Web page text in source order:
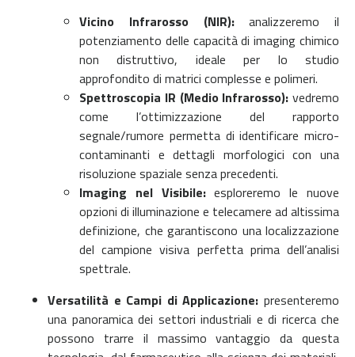
Vicino Infrarosso (NIR):analizzeremo il
potenziamento delle capacità di imaging chimico
non distruttivo, ideale per lo studio
approfondito di matrici complesse e polimeri.
Spettroscopia IR (Medio Infrarosso): vedremo
come l’ottimizzazione del rapporto
segnale/rumore permetta di identificare micro-
contaminanti e dettagli morfologici con una
risoluzione spaziale senza precedenti.
Imaging nel Visibile:esploreremo le nuove
opzioni di illuminazione e telecamere ad altissima
definizione, che garantiscono una localizzazione
del campione visiva perfetta prima dell’analisi
spettrale.
Versatilità e Campi di Applicazione: presenteremo
una panoramica dei settori industriali e di ricerca che
possono trarre il massimo vantaggio da questa